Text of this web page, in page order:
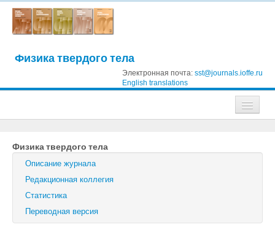
Физика твердого тела
Электронная почта: sst@journals.ioffe.ru
English translations
Журнал технической физики
Письма в Журнал технической физики
Физика твердого тела
Физика и техника полупроводников
Физика твердого тела
Описание журнала
Редакционная коллегия
Статистика
Переводная версия